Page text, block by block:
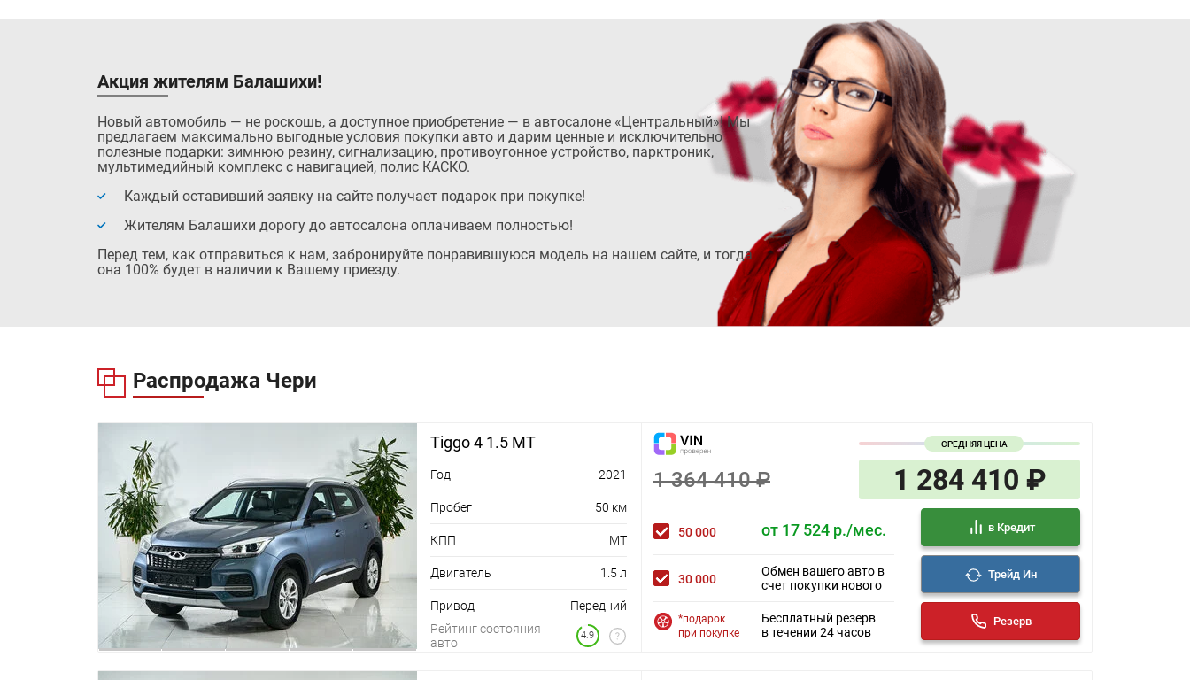
Акция жителям Балашихи!
Новый автомобиль — не роскошь, а доступное приобретение — в автосалоне «Центральный»! Мы
предлагаем максимально выгодные условия покупки авто и дарим ценные и исключительно
полезные подарки: зимнюю резину, сигнализацию, противоугонное устройство, парктроник,
мультимедийный комплекс с навигацией, полис КАСКО.
Каждый оставивший заявку на сайте получает подарок при покупке!
Жителям Балашихи дорогу до автосалона оплачиваем полностью!
Перед тем, как отправиться к нам, забронируйте понравившуюся модель на нашем сайте, и тогда
она 100% будет в наличии к Вашему приезду.
Распродажа Чери
Tiggo 4 1.5 MT
Год 2021
Пробег 50 км
КПП MT
Двигатель 1.5 л
Привод
Передний
Рейтинг состояния
авто
4.9
СРЕДНЯЯ ЦЕНА
1 364 410 ₽ 1 284 410 ₽
50 000 от 17 524 р./мес. в Кредит
30 000
Обмен вашего авто в
счет покупки нового
Трейд Ин
*подарок
при покупке
Бесплатный резерв
в течении 24 часов
Резерв